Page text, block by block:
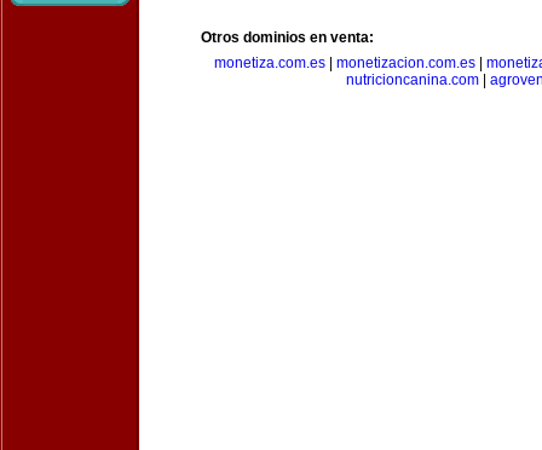
Otros dominios en venta:
monetiza.com.es| monetizacion.com.es|
nutricioncanina.com